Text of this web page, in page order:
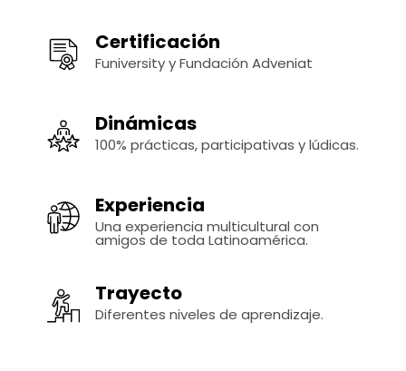
Certificación
Funiversity y Fundación Adveniat
Dinámicas
100% prácticas, participativas y lúdicas.
Experiencia
Una experiencia multicultural con
amigos de toda Latinoamérica.
Trayecto
Diferentes niveles de aprendizaje.